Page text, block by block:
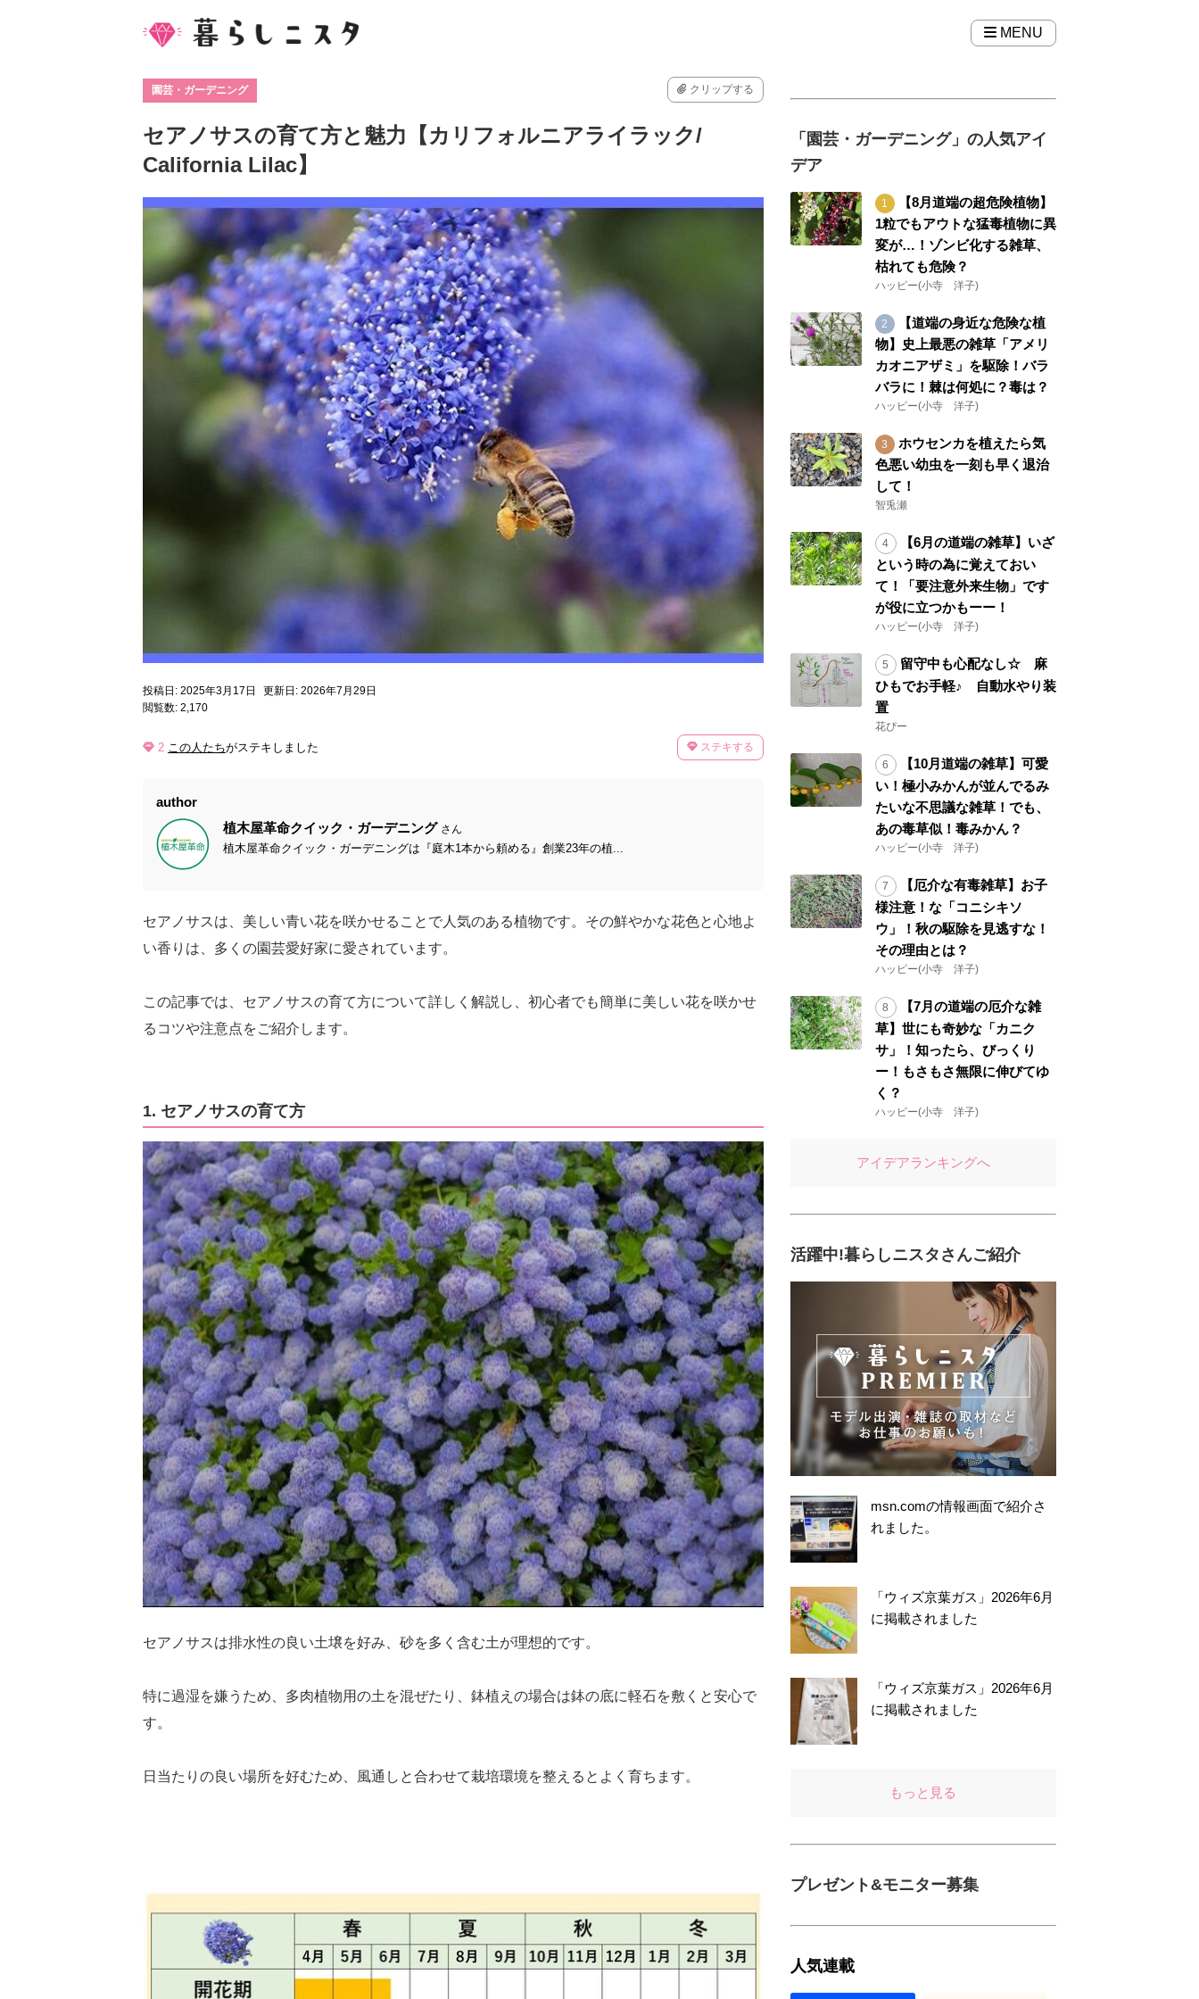
MENU
園芸・ガーデニング クリップする
セアノサスの育て方と魅力【カリフォルニアライラック/
California Lilac】
投稿日: 2025年3月17日
更新日: 2026年7月29日
閲覧数: 2,170
2 この人たちがステキしました ステキする
author
植木屋革命クイック・ガーデニング さん
植木屋革命クイック・ガーデニングは『庭木1本から頼める』創業23年の植...
セアノサスは、美しい青い花を咲かせることで人気のある植物です。その鮮やかな花色と心地よ
い香りは、多くの園芸愛好家に愛されています。
この記事では、セアノサスの育て方について詳しく解説し、初心者でも簡単に美しい花を咲かせ
るコツや注意点をご紹介します。
1. セアノサスの育て方
セアノサスは排水性の良い土壌を好み、砂を多く含む土が理想的です。
特に過湿を嫌うため、多肉植物用の土を混ぜたり、鉢植えの場合は鉢の底に軽石を敷くと安心で
す。
日当たりの良い場所を好むため、風通しと合わせて栽培環境を整えるとよく育ちます。
「園芸・ガーデニング」の人気アイ
デア
【8月道端の超危険植物】
1粒でもアウトな猛毒植物に異
変が…！ゾンビ化する雑草、
枯れても危険？
ハッピー(小寺 洋子)
【道端の身近な危険な植
物】史上最悪の雑草「アメリ
カオニアザミ」を駆除！バラ
バラに！棘は何処に？毒は？
ハッピー(小寺 洋子)
ホウセンカを植えたら気
色悪い幼虫を一刻も早く退治
して！
智兎瀬
【6月の道端の雑草】いざ
という時の為に覚えておい
て！「要注意外来生物」です
が役に立つかもーー！
ハッピー(小寺 洋子)
留守中も心配なし☆ 麻
ひもでお手軽♪ 自動水やり装
置
花ぴー
【10月道端の雑草】可愛
い！極小みかんが並んでるみ
たいな不思議な雑草！でも、
あの毒草似！毒みかん？
ハッピー(小寺 洋子)
【厄介な有毒雑草】お子
様注意！な「コニシキソ
ウ」！秋の駆除を見逃すな！
その理由とは？
ハッピー(小寺 洋子)
【7月の道端の厄介な雑
草】世にも奇妙な「カニク
サ」！知ったら、びっくり
ー！もさもさ無限に伸びてゆ
く？
ハッピー(小寺 洋子)
アイデアランキングへ
活躍中!暮らしニスタさんご紹介
msn.comの情報画面で紹介さ
れました。
「ウィズ京葉ガス」2026年6月
に掲載されました
「ウィズ京葉ガス」2026年6月
に掲載されました
もっと見る
プレゼント&モニター募集
人気連載